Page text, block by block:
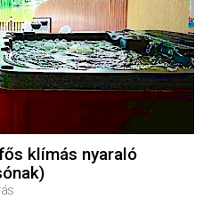
klímás nyaraló